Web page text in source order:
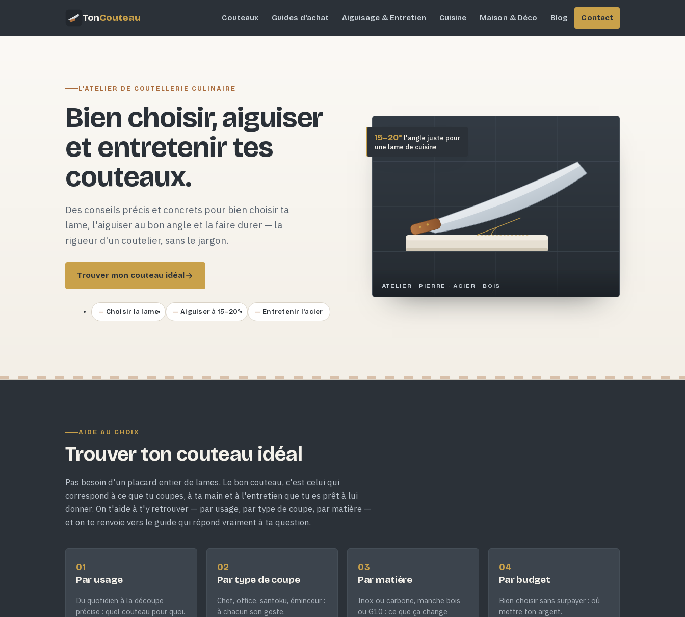
TonCouteau Couteaux Guides d'achat Aiguisage & Entretien Cuisine Maison & Déco Blog Contact
L'ATELIER DE COUTELLERIE CULINAIRE
Bien choisir, aiguiser
et entretenir tes
couteaux.
Des conseils précis et concrets pour bien choisir ta
lame, l'aiguiser au bon angle et la faire durer — la
rigueur d'un coutelier, sans le jargon.
Trouver mon couteau idéal
Choisir la lame Aiguiser à 15–20° Entretenir l'acier
ATELIER · PIERRE · ACIER · BOIS
15–20° l'angle juste pour
une lame de cuisine
AIDE AU CHOIX
Trouver ton couteau idéal
Pas besoin d'un placard entier de lames. Le bon couteau, c'est celui qui
correspond à ce que tu coupes, à ta main et à l'entretien que tu es prêt à lui
donner. On t'aide à t'y retrouver — par usage, par type de coupe, par matière —
et on te renvoie vers le guide qui répond vraiment à ta question.
01
Par usage
Du quotidien à la découpe
précise : quel couteau pour quoi.
02
Par type de coupe
Chef, office, santoku, éminceur :
à chacun son geste.
03
Par matière
Inox ou carbone, manche bois
ou G10 : ce que ça change
04
Par budget
Bien choisir sans surpayer : où
mettre ton argent.